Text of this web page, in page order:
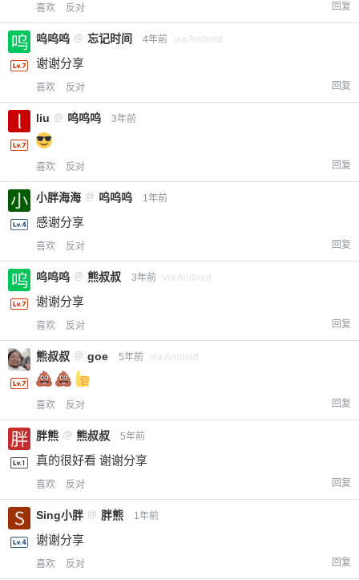
喜欢 反对 回复
呜呜呜 @ 忘记时间 4年前 via Android
谢谢分享
喜欢 反对 回复
liu @ 呜呜呜 3年前
喜欢 反对 回复
小胖海海 @ 呜呜呜 1年前
感谢分享
喜欢 反对 回复
呜呜呜 @ 熊叔叔 3年前 via Android
谢谢分享
喜欢 反对 回复
熊叔叔 @ goe 5年前 via Android
喜欢 反对 回复
胖熊 @ 熊叔叔 5年前
真的很好看 谢谢分享
喜欢 反对 回复
Sing小胖 @ 胖熊 1年前
谢谢分享
喜欢 反对 回复